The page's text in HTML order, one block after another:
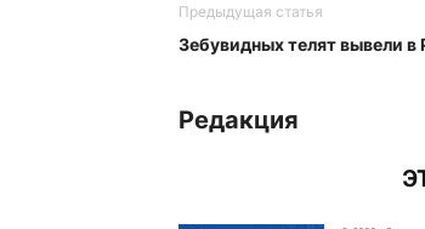
Предыдущая статья
Зебувидных телят вывели в
Редакция